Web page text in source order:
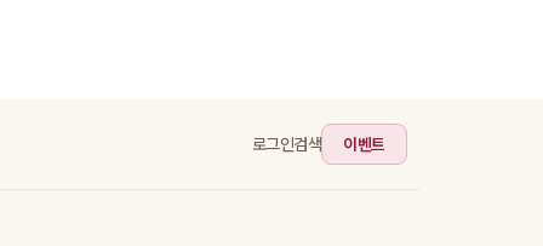
로그인검색 이벤트